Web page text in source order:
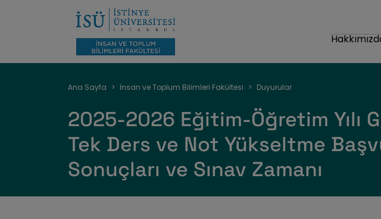
Sayfa
yolu
Ana Sayfa İnsan ve Toplum Bilimleri Fakültesi Duyurular
2025-2026 Eğitim-Öğretim Yılı
Tek Ders ve Not Yükseltme
Sonuçları ve Sınav Zamanı